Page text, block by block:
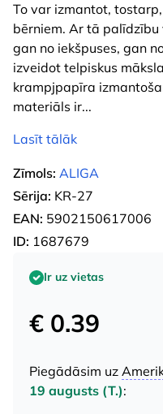
To var izmantot,
bērniem. Ar tā
gan no iekšpuses, gan
izveidot telpiskus
krampjpapīra
materiāls ir...
Lasīt tālāk
Zīmols: ALIGA
Sērija: KR-27
EAN: 5902150617006
ID: 1687679
Ir uz vietas
€ 0.39
Piegādāsim uz
19 augusts (T.):